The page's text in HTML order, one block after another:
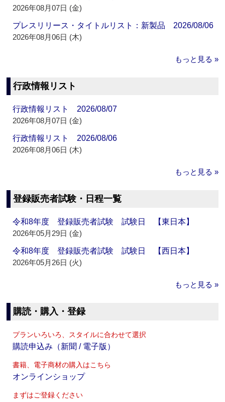
2026年08月07日 (金)
プレスリリース・タイトルリスト：新製品 2026/08/06
2026年08月06日 (木)
もっと見る »
行政情報リスト
行政情報リスト 2026/08/07
2026年08月07日 (金)
行政情報リスト 2026/08/06
2026年08月06日 (木)
もっと見る »
登録販売者試験・日程一覧
令和8年度 登録販売者試験 試験日 【東日本】
2026年05月29日 (金)
令和8年度 登録販売者試験 試験日 【西日本】
2026年05月26日 (火)
もっと見る »
購読・購入・登録
プランいろいろ、スタイルに合わせて選択
購読申込み（新聞 / 電子版）
書籍、電子商材の購入はこちら
オンラインショップ
まずはご登録ください